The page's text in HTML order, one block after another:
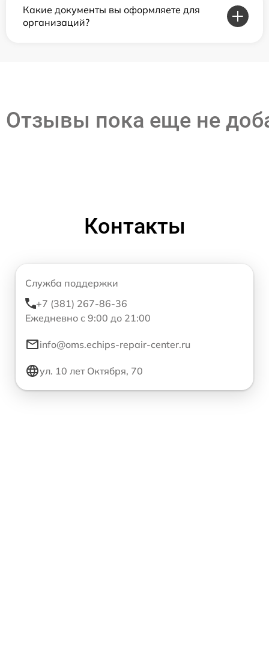
Какие документы вы оформляете для
организаций?
Отзывы пока еще не
Контакты
Служба поддержки
+7 (381) 267-86-36
Ежедневно с 9:00 до 21:00
info@oms.echips-repair-center.ru
ул. 10 лет Октября, 70